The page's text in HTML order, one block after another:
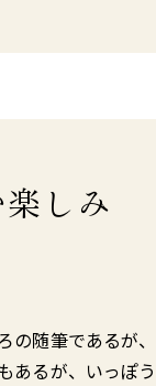
しみ
の随筆である
あるが、いっぽ